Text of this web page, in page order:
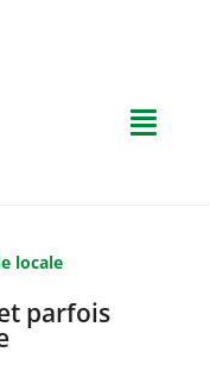
locale
parfois